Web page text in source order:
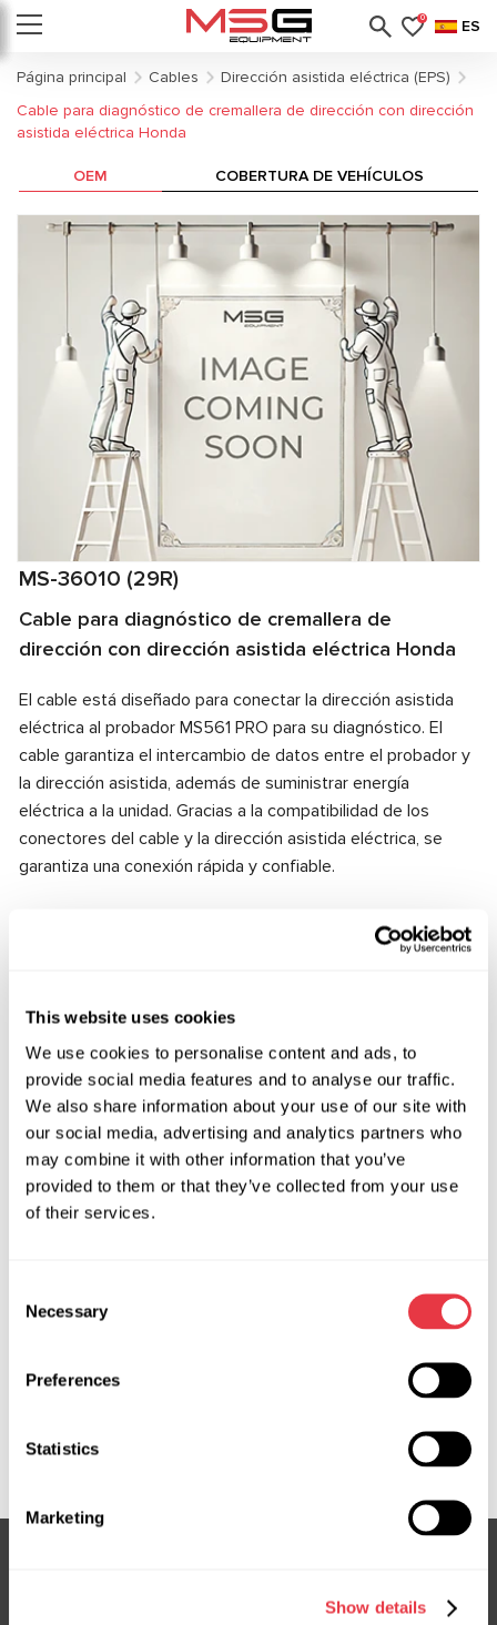
This website uses cookies
We use cookies to personalise content and ads, to
provide social media features and to analyse our traffic.
We also share information about your use of our site with
our social media, advertising and analytics partners who
may combine it with other information that you’ve
provided to them or that they’ve collected from your use
of their services.
Selection
Necessary
Preferences
Statistics
Marketing
Show details
0 ES
Página principal Cables
Dirección asistida eléctrica (EPS)
Cable para diagnóstico de cremallera de dirección con dirección
asistida eléctrica Honda
MS-36010 (29R)
Cable para diagnóstico de cremallera de
dirección con dirección asistida eléctrica Honda
El cable está diseñado para conectar la dirección asistida
eléctrica al probador MS561 PRO para su diagnóstico. El
cable garantiza el intercambio de datos entre el probador y
la dirección asistida, además de suministrar energía
eléctrica a la unidad. Gracias a la compatibilidad de los
conectores del cable y la dirección asistida eléctrica, se
garantiza una conexión rápida y confiable.
Solicitar precio
OEM COBERTURA DE VEHÍCULOS
OEM
MS3601029R, 06335265, 131090, 3GS2918,
53600S5SG600, 53601S3YA62, 53606S5AG01,
53606S5AG42, 53606S5AG61, 53606S5BG41,
5360BS5AG600, 5360DS5SG600, 5360ES6FG600,
5360GS6FG600, 5600S5AG00, 5600S5AG600,
ATGE40272RB, DSR1635L, E4027, E4245, HO106, HO106R,
HO125, HO125R, HO406NLF0R, HO424NLF1R, HO9106R,
HO9125R, JRP945, R0808, SR22088